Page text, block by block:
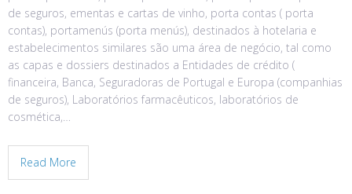
de seguros, ementas e cartas de vinho, porta contas ( porta
contas), portamenús (porta menús), destinados à hotelaria e
estabelecimentos similares são uma área de negócio, tal como
as capas e dossiers destinados a Entidades de crédito (
financeira, Banca, Seguradoras de Portugal e Europa (companhias
de seguros), Laboratórios farmacêuticos, laboratórios de
cosmética,…
Read More